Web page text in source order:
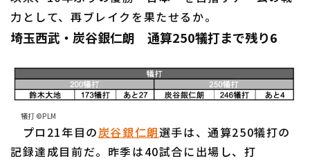
力として、再ブレイクを果たせるか。
埼玉西武・炭谷銀仁朗 通算250犠打まで残り6
犠打 ©PLM
プロ21年目の炭谷銀仁朗選手は、通算250犠打の
記録達成目前だ。昨季は40試合に出場し、打